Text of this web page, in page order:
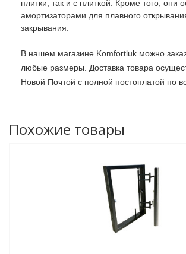
плитки, так и с плиткой. Кроме того, они
амортизаторами для плавного
закрывания.
В нашем магазине Komfortluk можно
любые размеры. Доставка товара
Новой Почтой с полной постоплатой по
Похожие товары